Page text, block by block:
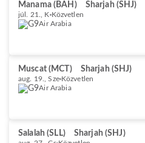
Manama (BAH) Sharjah (SHJ)
júl. 21., K Közvetlen
Air Arabia
Muscat (MCT) Sharjah (SHJ)
aug. 19., Sze Közvetlen
Air Arabia
Salalah (SLL) Sharjah (SHJ)